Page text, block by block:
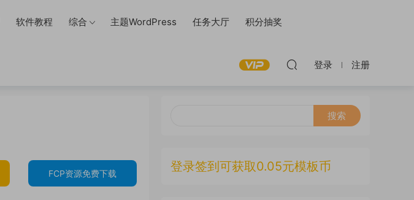
软件教程 综合 主题WordPress 任务大厅 积分抽奖
登录 注册
FCP资源免费下载 登录签到可获取0.05元模板币